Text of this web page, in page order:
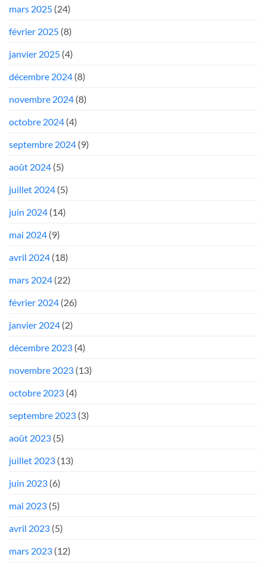
mars 2025 (24)
février 2025 (8)
janvier 2025 (4)
décembre 2024 (8)
novembre 2024 (8)
octobre 2024 (4)
septembre 2024 (9)
août 2024 (5)
juillet 2024 (5)
juin 2024 (14)
mai 2024 (9)
avril 2024 (18)
mars 2024 (22)
février 2024 (26)
janvier 2024 (2)
décembre 2023 (4)
novembre 2023 (13)
octobre 2023 (4)
septembre 2023 (3)
août 2023 (5)
juillet 2023 (13)
juin 2023 (6)
mai 2023 (5)
avril 2023 (5)
mars 2023 (12)